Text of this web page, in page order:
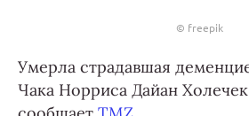
© freepik
Умерла страдавшая
Чака Норриса Дайан